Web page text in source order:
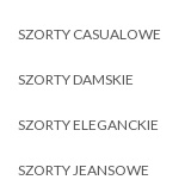
SZORTY CASUALOWE
SZORTY DAMSKIE
SZORTY ELEGANCKIE
SZORTY JEANSOWE